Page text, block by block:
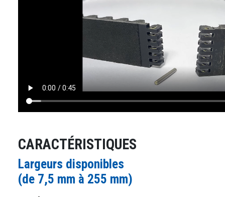
CARACTÉRISTIQUES
Largeurs disponibles
(de 7,5 mm à 255 mm)